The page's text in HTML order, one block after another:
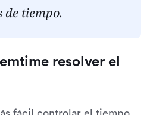
de tiempo.
resolver el